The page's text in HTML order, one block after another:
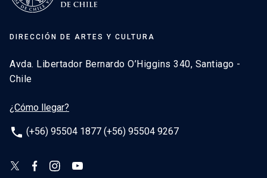
DIRECCIÓN DE ARTES Y CULTURA
Avda. Libertador Bernardo O’Higgins 340, Santiago -
Chile
¿Cómo llegar?
phone (+56) 95504 1877 (+56) 95504 9267